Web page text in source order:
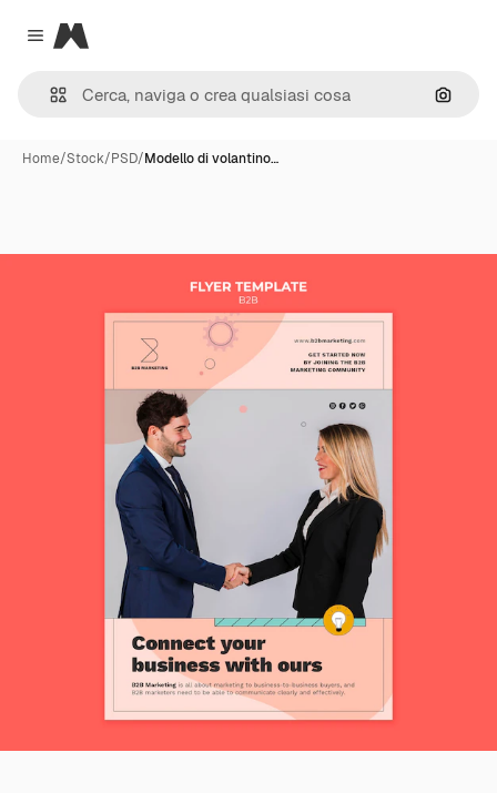
Close menu
Magnific
Cerca
Home/Stock/PSD/Modello di volantino…